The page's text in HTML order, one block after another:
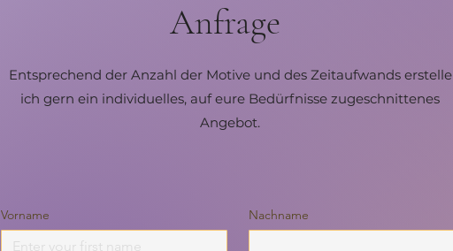
Anfrage
Entsprechend der Anzahl der Motive und des Zeitaufwands erstelle
ich gern ein individuelles, auf eure Bedürfnisse zugeschnittenes
Angebot.
Vorname Nachname